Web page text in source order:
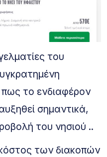
του
πως το ενδιαφέρον
σημαντικά,
του νησιού ..
των διακοπών